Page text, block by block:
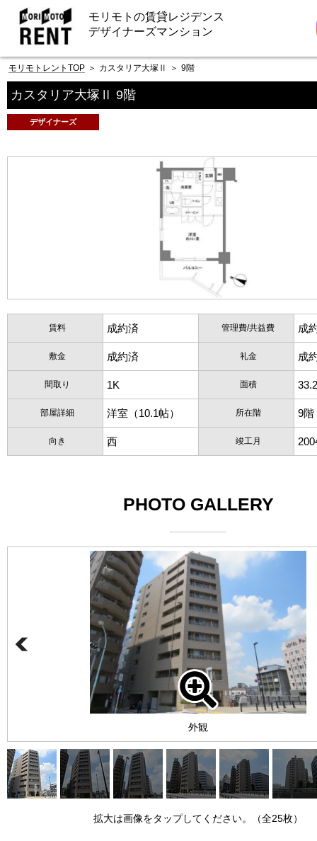
モリモトの賃貸レジデンス
デザイナーズマンション
モリモトレントTOP ＞ カスタリア大塚Ⅱ ＞ 9階
カスタリア大塚Ⅱ 9階
デザイナーズ
賃料 成約済 管理費/共益費 成
敷金 成約済 礼金 成
間取り 1K 面積
部屋詳細 洋室（10.1帖） 所在階 9階
向き 西 竣工月
PHOTO GALLERY
外観
拡大は画像をタップしてください。（全25枚）